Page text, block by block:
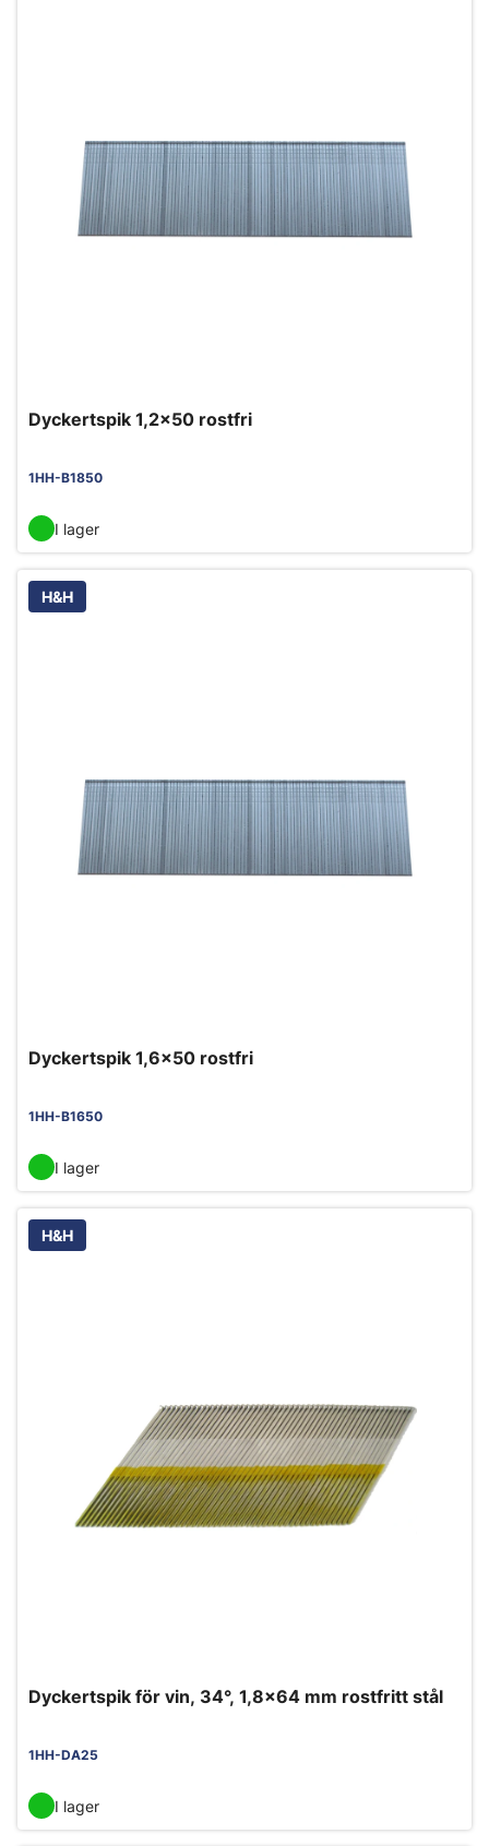
Dyckertspik 1,2x50 rostfri
1HH-B1850
I lager
H&H
Dyckertspik 1,6x50 rostfri
1HH-B1650
I lager
H&H
Dyckertspik för vin, 34°, 1,8x64 mm rostfritt stål
1HH-DA25
I lager